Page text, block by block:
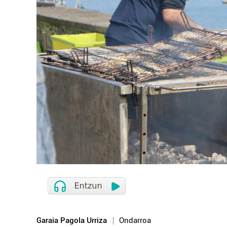
Garaia Pagola Urriza Ondarroa